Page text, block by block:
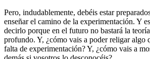
Pero, indudablemente, debéis estar
enseñar el camino de la experimentación. Y
decirlo porque en el futuro no bastará la
profundo. Y, ¿cómo vais a poder religar algo
falta de experimentación? Y, ¿cómo vais a